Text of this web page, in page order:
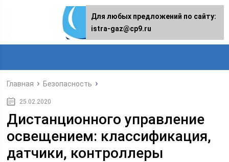
Главная Безопасность
25.02.2020
Дистанционного управление
освещением: классификация,
датчики, контроллеры
Для любых предложений по сайту:
istra-gaz@cp9.ru